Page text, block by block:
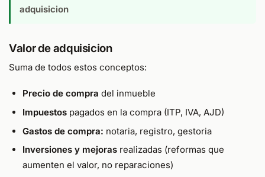
adquisicion
Valor de adquisicion
Suma de todos estos conceptos:
Precio de compra del inmueble
Impuestospagados en la compra (ITP, IVA, AJD)
Gastos de compra: notaria, registro, gestoria
Inversiones y mejorasrealizadas (reformas que
aumenten el valor, no reparaciones)